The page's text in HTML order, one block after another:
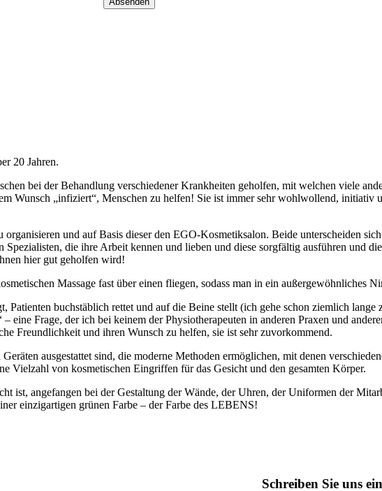
20 Jahren.
bei der Behandlung verschiedener Krankheiten geholfen, mit welchen viele
Wunsch „infiziert“, Menschen zu helfen! Sie ist immer sehr wohlwollend, initiativ
und auf Basis dieser den EGO-Kosmetiksalon. Beide unterscheiden
die ihre Arbeit kennen und lieben und diese sorgfältig ausführen und
hier gut geholfen wird!
Massage fast über einen fliegen, sodass man in ein außergewöhnliches
buchstäblich rettet und auf die Beine stellt (ich gehe schon ziemlich lange
eine Frage, der ich bei keinem der Physiotherapeuten in anderen Praxen und
Freundlichkeit und ihren Wunsch zu helfen, sie ist sehr zuvorkommend.
ausgestattet sind, die moderne Methoden ermöglichen, mit denen
Vielzahl von kosmetischen Eingriffen für das Gesicht und den gesamten Körper.
ist, angefangen bei der Gestaltung der Wände, der Uhren, der Uniformen der
einzigartigen grünen Farbe – der Farbe des LEBENS!
Schreiben Sie uns